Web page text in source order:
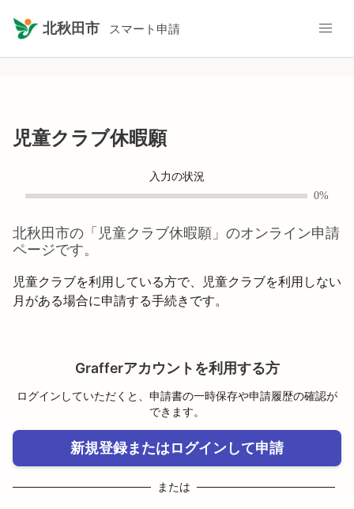
北秋田市 スマート申請
児童クラブ休暇願
入力の状況
0%
北秋田市の「 児童クラブ休暇願 」のオンライン申請
ページです。
児童クラブを利用している方で、児童クラブを利用しない
月がある場合に申請する手続きです。
Grafferアカウントを利用する方
ログインしていただくと、申請書の一時保存や申請履歴の確認が
できます。
新規登録またはログインして申請
または